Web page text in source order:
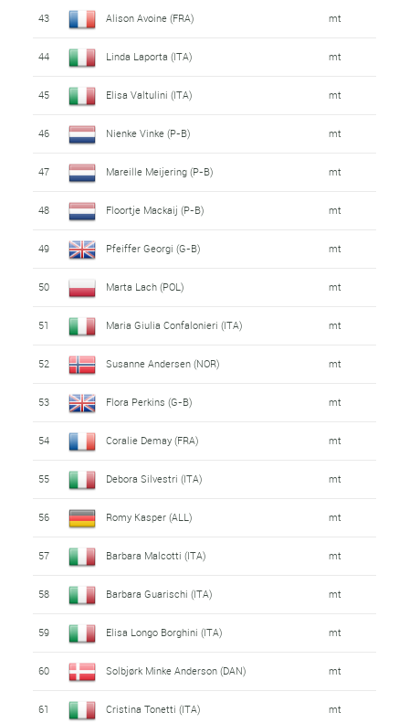
43 Alison Avoine (FRA) mt
44 Linda Laporta (ITA) mt
45 Elisa Valtulini (ITA) mt
46 Nienke Vinke (P-B) mt
47 Mareille Meijering (P-B) mt
48 Floortje Mackaij (P-B) mt
49 Pfeiffer Georgi (G-B) mt
50 Marta Lach (POL) mt
51 Maria Giulia Confalonieri (ITA) mt
52 Susanne Andersen (NOR) mt
53 Flora Perkins (G-B) mt
54 Coralie Demay (FRA) mt
55 Debora Silvestri (ITA) mt
56 Romy Kasper (ALL) mt
57 Barbara Malcotti (ITA) mt
58 Barbara Guarischi (ITA) mt
59 Elisa Longo Borghini (ITA) mt
60 Solbjørk Minke Anderson (DAN) mt
61 Cristina Tonetti (ITA) mt